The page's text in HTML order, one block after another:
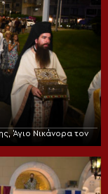
Άγιο Νικάνορα τον